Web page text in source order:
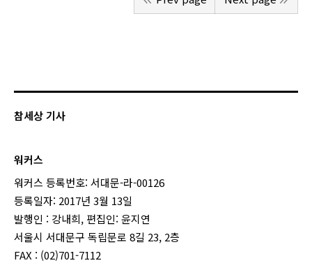
참세상 기사
워커스
워커스 등록번호: 서대문-라-00126
등록일자: 2017년 3월 13일
발행인 : 강내희, 편집인: 윤지연
서울시 서대문구 독립문로 8길 23, 2층
FAX : (02)701-7112